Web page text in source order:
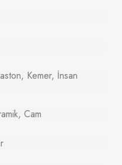
Kemer, İnsan
Cam